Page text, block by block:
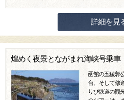
詳細を見
煌めく夜景とながまれ海峡号乗
函館の五稜郭
台、そして修
りび鉄道の観